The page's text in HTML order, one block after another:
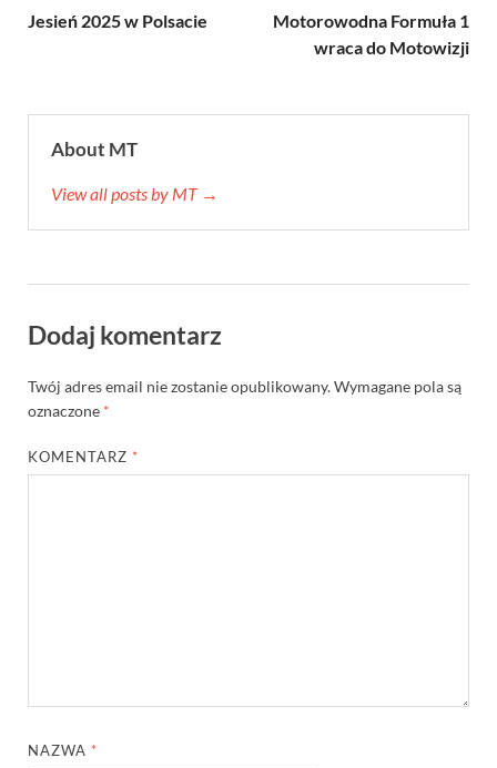
Jesień 2025 w Polsacie
Motorowodna Formuła 1
wraca do Motowizji
About MT
View all posts by MT →
Dodaj komentarz
Twój adres email nie zostanie opublikowany.Wymagane pola są
oznaczone *
KOMENTARZ *
NAZWA *